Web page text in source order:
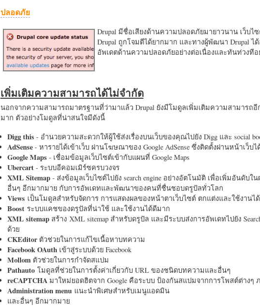
ปลอดภัย
Drupal มีชื่อเสียงด้านความปลอดภัยมายาวนาน เว็บไ
Drupal ถูกโจมตีได้ยากมาก และทางผู้พัฒนา Drupal ไ
อัพเดตด้านความปลอดภัยอย่างต่อเนื่องและทันท่วงทีอ
เพิ่มเติมความสามารถได้ไม่จำกัด
นอกจากความสามารถมาตรฐานที่ว่ามาแล้ว Drupal ยังมีโมดูลเพิ่มเติมความสามารถอี
มาก ตัวอย่างโมดูลที่น่าสนใจมีดังนี้
Digg this- อำนวยความสะดวกให้ผู้ใช้ส่งเรื่องบนเว็บของคุณไปยัง Digg และ social
AdSense- หารายได้เข้าเว็บ ผ่านโฆษณาของ Google AdSense ซึ่งติดตั้งผ่านหน้าเว็บไ
Google Maps- เชื่อมข้อมูลเว็บไซต์เข้ากับแผนที่ Google Maps
Ubercart- ระบบอีคอมเมิร์ซครบวงจร
XML Sitemap- ส่งข้อมูลเว็บไซต์ไปยัง search engine อย่างอัตโนมัติ เพื่อเพิ่มอันดับใ
อื่นๆ อีกมากมาย กับการอัพเดทและพัฒนาของคนที่ชื่นชอบดรูปัลทั่วโลก
Views เป็นโมดูลสำหรับจัดการ การแสดงผลของหน้าตาเว็บไซต์ ตกแต่งและใช้งานไ
Boost ระบบแคชของดรูปัลที่น่าใช้ และใช้งานได้ดีมาก
XML sitemapสร้าง XML sitemap สำหรับดรูปัล และมีระบบส่งการอัพเดทไปยัง
ด้วย
CKEditorตัวช่วยในการแก้ไขเนื้อหาบทความ
Facebook OAuth เข้าสู่ระบบด้วย Facebook
Mollom ตัวช่วยในการกำจัดสแปม
Pathautoโมดูลที่ช่วยในการตั้งค่าเกี่ยวกับ URL ของชนิดบทความและอื่นๆ
reCAPTCHA มาใหม่ยอดฮิตจาก Google คือระบบ ป้องกันสแปมจากการโพสต์ต่างๆ
Administration menu แนะนำพิเศษสำหรับเมนูแอดมิน
และอื่นๆ อีกมากมาย